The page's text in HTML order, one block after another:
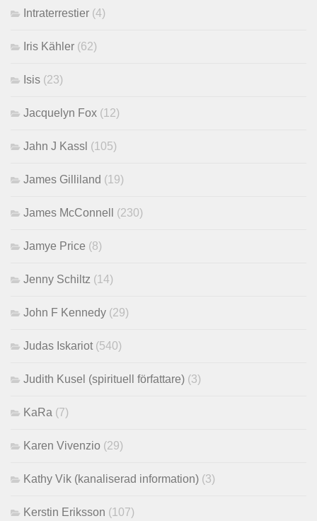
Intraterrestier (4)
Iris Kähler (62)
Isis (23)
Jacquelyn Fox (12)
Jahn J Kassl (105)
James Gilliland (19)
James McConnell (230)
Jamye Price (8)
Jenny Schiltz (14)
John F Kennedy (29)
Judas Iskariot (540)
Judith Kusel (spirituell författare) (3)
KaRa (7)
Karen Vivenzio (29)
Kathy Vik (kanaliserad information) (3)
Kerstin Eriksson (107)